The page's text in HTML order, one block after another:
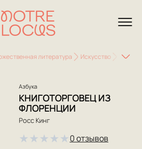
литература Искусство
Азбука
КНИГОТОРГОВЕЦ ИЗ
ФЛОРЕНЦИИ
Росс Кинг
★★★★★0 отзывов